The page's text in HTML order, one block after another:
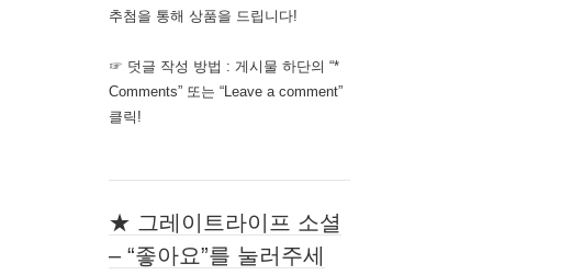
추첨을 통해 상품을 드립니다!
☞ 덧글 작성 방법 : 게시물 하단의 “*
Comments” 또는 “Leave a comment”
클릭!
★ 그레이트라이프 소셜
– “좋아요”를 눌러주세